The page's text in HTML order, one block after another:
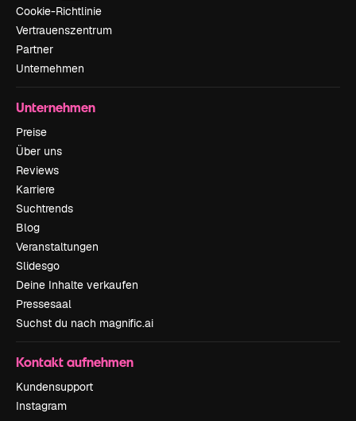
Cookie-Richtlinie
Vertrauenszentrum
Partner
Unternehmen
Unternehmen
Preise
Über uns
Reviews
Karriere
Suchtrends
Blog
Veranstaltungen
Slidesgo
Deine Inhalte verkaufen
Pressesaal
Suchst du nach magnific.ai
Kontakt aufnehmen
Kundensupport
Instagram